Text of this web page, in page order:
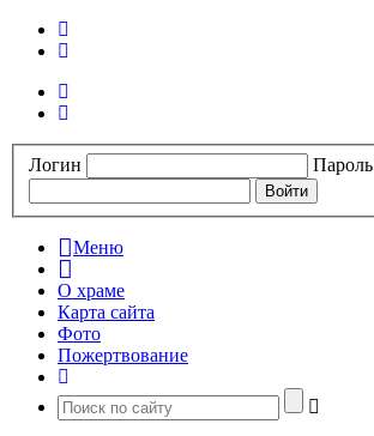
Логин Пароль
Меню
О храме
Карта сайта
Фото
Пожертвование